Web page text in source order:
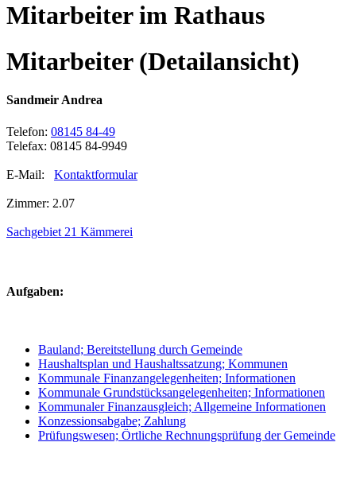
Mitarbeiter im Rathaus
Mitarbeiter (Detailansicht)
Sandmeir Andrea
Telefon: 08145 84-49
Telefax: 08145 84-9949
E-Mail: Kontaktformular
Zimmer: 2.07
Sachgebiet 21 Kämmerei
Aufgaben:
Bauland; Bereitstellung durch Gemeinde
Haushaltsplan und Haushaltssatzung; Kommunen
Kommunale Finanzangelegenheiten; Informationen
Kommunale Grundstücksangelegenheiten; Informationen
Kommunaler Finanzausgleich; Allgemeine Informationen
Konzessionsabgabe; Zahlung
Prüfungswesen; Örtliche Rechnungsprüfung der Gemeinde